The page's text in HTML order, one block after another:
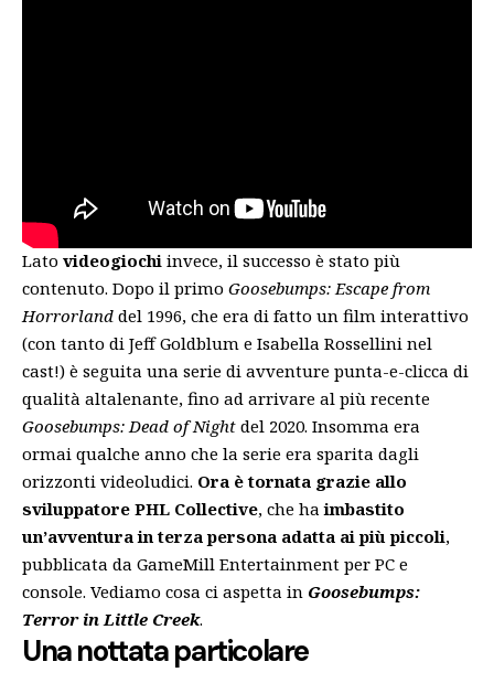
Lato videogiochi invece, il successo è stato più
contenuto. Dopo il primo Goosebumps: Escape from
Horrorland del 1996, che era di fatto un film interattivo
(con tanto di Jeff Goldblum e Isabella Rossellini nel
cast!) è seguita una serie di avventure punta-e-clicca di
qualità altalenante, fino ad arrivare al più recente
Goosebumps: Dead of Night del 2020. Insomma era
ormai qualche anno che la serie era sparita dagli
orizzonti videoludici. Ora è tornata grazie allo
sviluppatore PHL Collective, che haimbastito
un’avventura in terza persona adatta ai più piccoli,
pubblicata da GameMill Entertainment per PC e
console. Vediamo cosa ci aspetta in Goosebumps:
Terror in Little Creek.
Una nottata particolare